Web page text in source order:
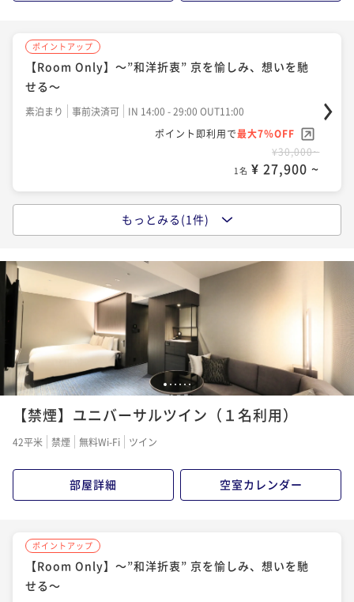
ポイントアップ
【Room Only】～”和洋折衷” 京を愉しみ、想いを馳
せる～
素泊まり 事前決済可
IN 14:00 - 29:00 OUT11:00
ポイント即利用で最大7％OFF
¥30,000~
1名 ¥ 27,900 ~
【Breakfast Included】～ほっとする”京都のごは
ん”と、少しお洒落な”京イタリアン”～
朝食付き 事前決済可
IN 14:00 - 29:00 OUT11:00
ポイント即利用で
もっとみる(1件)
1 2 3 4 56
【禁煙】ユニバーサルツイン（１名利用）
42平米 禁煙 無料Wi-Fi ツイン
部屋詳細 空室カレンダー
ポイントアップ
【Room Only】～”和洋折衷” 京を愉しみ、想いを馳
せる～